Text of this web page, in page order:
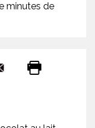
minutes de